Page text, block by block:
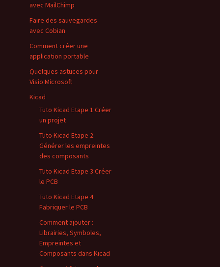
avec MailChimp
Faire des sauvegardes
avec Cobian
Comment créer une
application portable
Quelques astuces pour
Visio Microsoft
Kicad
Tuto Kicad Etape 1 Créer
un projet
Tuto Kicad Etape 2
Générer les empreintes
des composants
Tuto Kicad Etape 3 Créer
le PCB
Tuto Kicad Etape 4
Fabriquer le PCB
Comment ajouter :
Librairies, Symboles,
Empreintes et
Composants dans Kicad